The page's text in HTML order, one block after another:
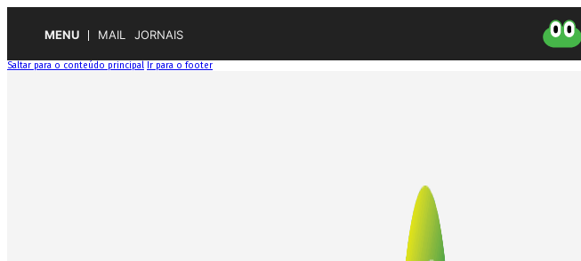
MENU MAIL JORNAIS
Saltar para o conteúdo principal Ir para o footer